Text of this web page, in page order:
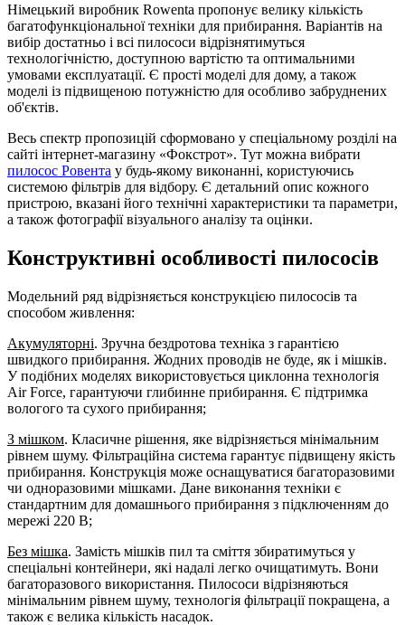
Німецький виробник Rowenta пропонує велику кількість
багатофункціональної техніки для прибирання. Варіантів на
вибір достатньо і всі пилососи відрізнятимуться
технологічністю, доступною вартістю та оптимальними
умовами експлуатації. Є прості моделі для дому, а також
моделі із підвищеною потужністю для особливо забруднених
об'єктів.
Весь спектр пропозицій сформовано у спеціальному розділі на
сайті інтернет-магазину «Фокстрот». Тут можна вибрати
пилосос Ровента у будь-якому виконанні, користуючись
системою фільтрів для відбору. Є детальний опис кожного
пристрою, вказані його технічні характеристики та параметри,
а також фотографії візуального аналізу та оцінки.
Конструктивні особливості пилососів
Модельний ряд відрізняється конструкцією пилососів та
способом живлення:
Акумуляторні. Зручна бездротова техніка з гарантією
швидкого прибирання. Жодних проводів не буде, як і мішків.
У подібних моделях використовується циклонна технологія
Air Force, гарантуючи глибинне прибирання. Є підтримка
вологого та сухого прибирання;
З мішком. Класичне рішення, яке відрізняється мінімальним
рівнем шуму. Фільтраційна система гарантує підвищену якість
прибирання. Конструкція може оснащуватися багаторазовими
чи одноразовими мішками. Дане виконання техніки є
стандартним для домашнього прибирання з підключенням до
мережі 220 В;
Без мішка. Замість мішків пил та сміття збиратимуться у
спеціальні контейнери, які надалі легко очищатимуть. Вони
багаторазового використання. Пилососи відрізняються
мінімальним рівнем шуму, технологія фільтрації покращена, а
також є велика кількість насадок.